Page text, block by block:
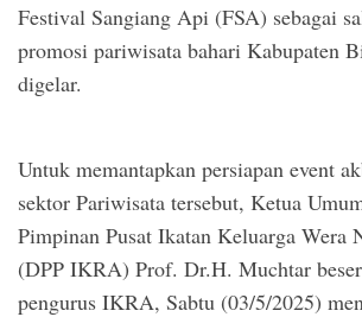
Festival Sangiang Api (FSA) sebagai
promosi pariwisata bahari Kabupaten
digelar.
Untuk memantapkan persiapan event
sektor Pariwisata tersebut, Ketua
Pimpinan Pusat Ikatan Keluarga Wera
(DPP IKRA) Prof. Dr.H. Muchtar
pengurus IKRA, Sabtu (03/5/2025)